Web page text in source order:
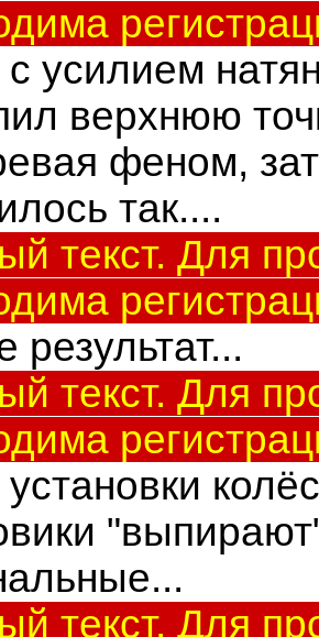
усилием
верхнюю
феном,
так....
текст. Для
результат...
текст. Для
текст. Для